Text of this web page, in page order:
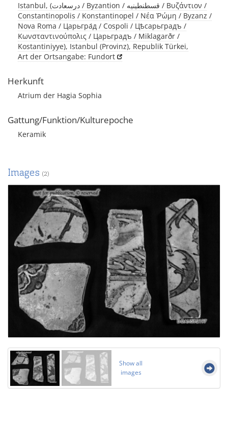
Istanbul, (درسعادت / Byzantion / قسطنطينيه / Βυζάντιον /
Constantinopolis / Konstantinopel / Νέα Ῥώμη / Byzanz /
Nova Roma / Царьгра́д / Cospoli / Цѣсарьградъ /
Κωνσταντινούπολις / Царьградъ / Miklagarðr /
Kostantiniyye), Istanbul (Provinz), Republik Türkei,
Art der Ortsangabe: Fundort
Herkunft
Atrium der Hagia Sophia
Gattung/Funktion/Kulturepoche
Keramik
Images (2)
Show all
images